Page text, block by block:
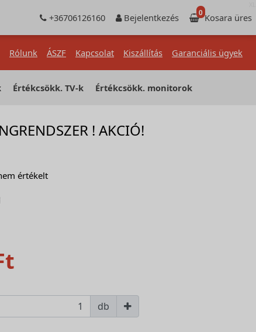
+36706126160 Bejelentkezés 0Kosara üres
Rólunk ÁSZF Kapcsolat Kiszállítás Garanciális ügyek
Értékcsökk. TV-k Értékcsökk. monitorok
! AKCIÓ!
értékelt
db